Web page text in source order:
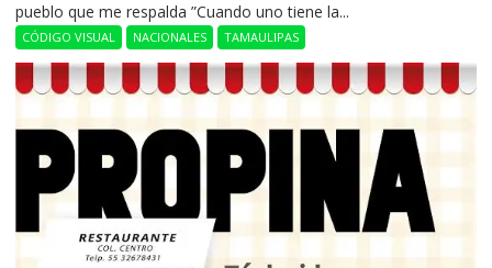
pueblo que me respalda ”Cuando uno tiene la...
CÓDIGO VISUAL NACIONALES TAMAULIPAS